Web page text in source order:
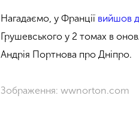
Нагадаємо, у Франції вийшов
Грушевського у 2 томах в
Андрія Портнова про Дніпро.
Зображення: wwnorton.com